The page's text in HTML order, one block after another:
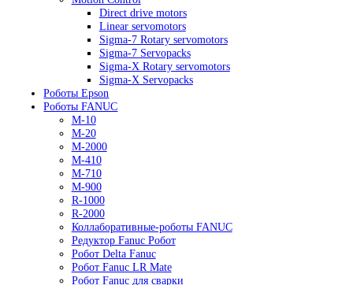
AC Drives
General Purpose Industrial Drives
Legacy Drives
Regenerative Solutions
Special Application Drives
Motion Control
Direct drive motors
Роботы Epson
Роботы FANUC
M-10
M-20
M-2000
M-410